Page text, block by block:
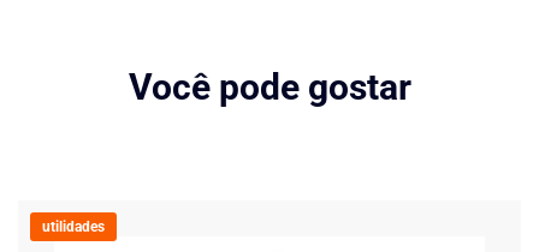
Você pode gostar
utilidades